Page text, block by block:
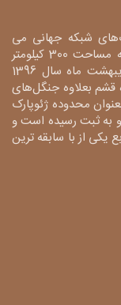
شبکه جهانی می
باشد که در سال 1385 به عنوان محدوده‌ای به مساحت 300 کیلومتر
مربع از غرب جزیره قشم به ثبت رسید. در اردیبهشت ماه سال 1396
قشم بعلاوه جنگل‌های
محدوده ژئوپارک
به ثبت رسیده است و
2063 کیلومتر مربع یکی از با سابقه ترین